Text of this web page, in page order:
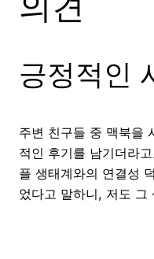
긍정적인
주변 친구들 중 맥북을
적인 후기를 남기더라
플 생태계와의 연결성
었다고 말하니, 저도 그